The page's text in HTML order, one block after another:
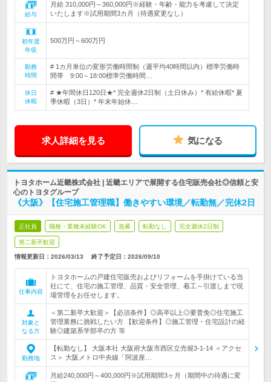
給与
月給 310,000円～360,000円※経験・年齢・能力を考慮して決定
いたします※試用期間3カ月（待遇変更なし）
初年度
年収
500万円～600万円
勤務
時間
# 1カ月単位の変形労働時間制（週平均40時間以内）標準労働時
間帯 9:00～18:00標準労働時間…
休日
休暇
# ★年間休日120日★* 完全週休2日制（土日休み）* 有給休暇* 夏
季休暇（3日）* 年末年始休…
求人詳細を見る 気になる
トヨタホーム近畿株式会社 | 近畿エリアで展開する住宅販売会社◎信頼と安
心のトヨタグループ
《大阪》【住宅施工管理職】働きやすい環境／転勤無／完休2日
正社員 職種・業種未経験OK 急募 転勤なし 完全週休2日制
第二新卒歓迎
情報更新日：2026/03/13 終了予定日： 2026/09/10
仕事内容
トヨタホームの戸建住宅販売およびリフォームを手掛けている当
社にて、住宅の施工管理、品質・安全管理、着工～引渡しまで現
場管理をお任せします。
対象と
なる方
＜第二新卒大歓迎＞【必須条件】◎高卒以上◎要普免◎住宅施工
管理業務に挑戦したい方 【歓迎条件】◎施工管理・住宅設計の経
験◎建築系学部卒の方 等
勤務地
【転勤なし】 大阪本社 大阪府大阪市西区立売堀3-1-14 ＜アクセ
ス＞ 大阪メトロ中央線「阿波座…
月給240,000円～400,000円※試用期間3ヶ月（期間中の待遇に変